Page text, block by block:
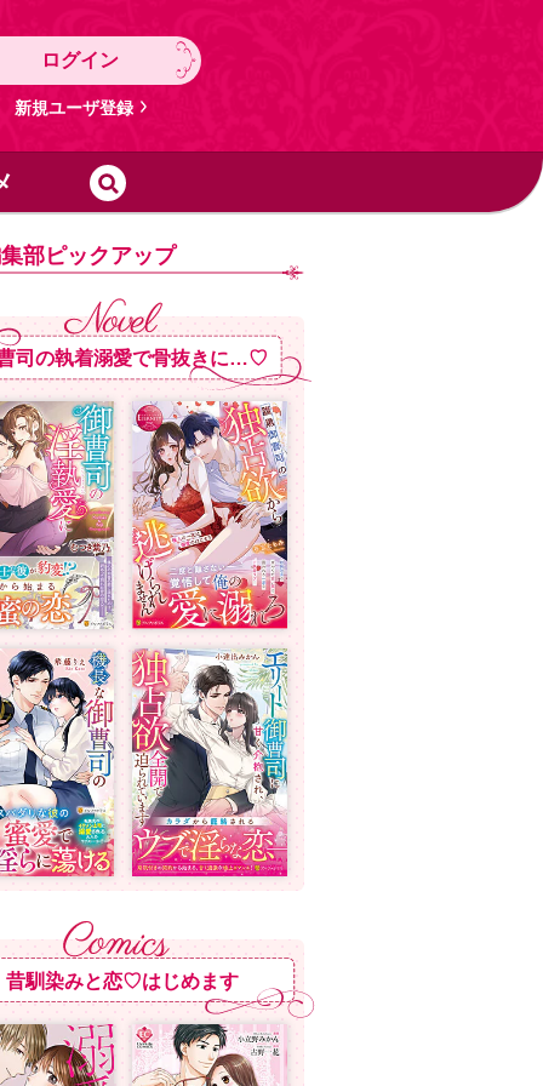
ログイン
新規ユーザ登録
部ピックアップ
司の執着溺愛で骨抜きに…♡
昔馴染みと恋♡はじめます